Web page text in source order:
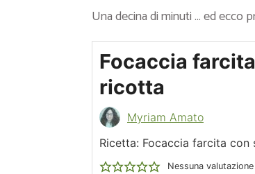
Una decina di minuti … ed ecco
Focaccia
ricotta
Myriam Amato
Ricetta: Focaccia farcita con
Nessuna valutazione